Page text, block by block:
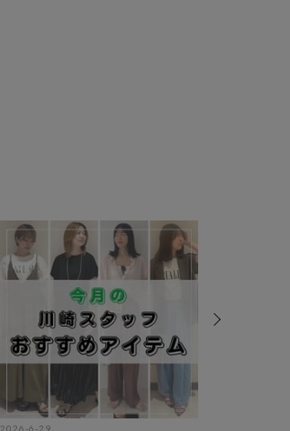
2026-6-29